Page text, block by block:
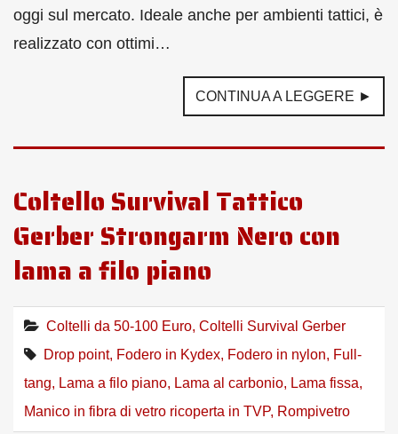
oggi sul mercato. Ideale anche per ambienti tattici, è
realizzato con ottimi…
CONTINUA A LEGGERE ►
Coltello Survival Tattico
Gerber Strongarm Nero con
lama a filo piano
Coltelli da 50-100 Euro, Coltelli Survival Gerber
Drop point, Fodero in Kydex, Fodero in nylon, Full-
tang, Lama a filo piano, Lama al carbonio, Lama fissa,
Manico in fibra di vetro ricoperta in TVP, Rompivetro